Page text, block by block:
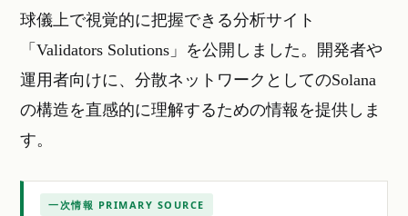
球儀上で視覚的に把握できる分析サイト
「Validators Solutions」を公開しました。開発者や
運用者向けに、分散ネットワークとしてのSolana
の構造を直感的に理解するための情報を提供しま
す。
一次情報 PRIMARY SOURCE